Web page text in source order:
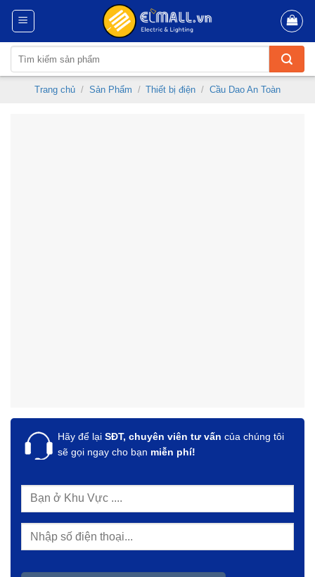
Skip
content
kiếm:
Trang chủ / Sản Phẩm / Thiết bị điện / Cầu Dao An Toàn
Hãy để lại SĐT, chuyên viên tư vấn của chúng tôi
sẽ gọi ngay cho bạn miễn phí!